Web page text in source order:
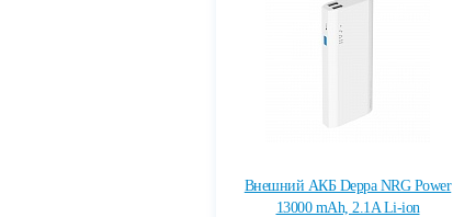
Внешний АКБ Deppa NRG Power
13000 mAh, 2.1A Li-ion